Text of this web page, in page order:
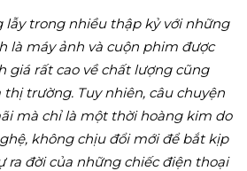
trong nhiều thập kỷ với những
là máy ảnh và cuộn phim được
giá rất cao về chất lượng cũng
trường. Tuy nhiên, câu chuyện
mà chỉ là một thời hoàng kim do
không chịu đổi mới để bắt kịp
ra đời của những chiếc điện thoại